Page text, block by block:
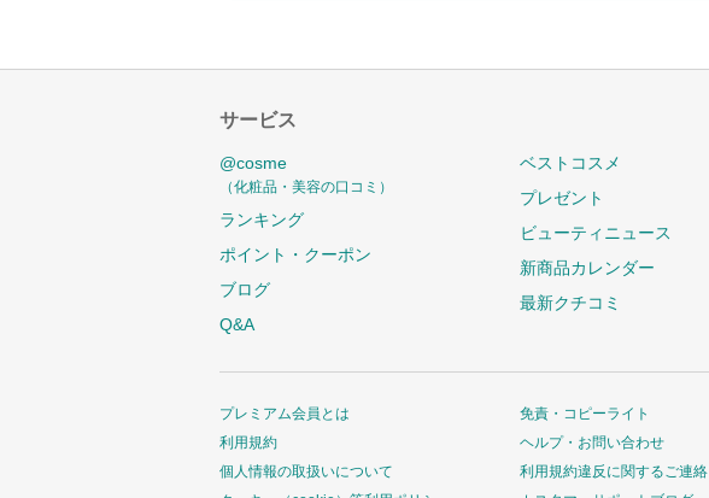
サービス
@cosme
（化粧品・美容の口コミ）
ランキング
ポイント・クーポン
ブログ
Q&A
ベストコスメ
プレゼント
ビューティニュース
新商品カレンダー
最新クチコミ
プレミアム会員とは
利用規約
個人情報の取扱いについて
免責・コピーライト
ヘルプ・お問い合わせ
利用規約違反に関するご連絡